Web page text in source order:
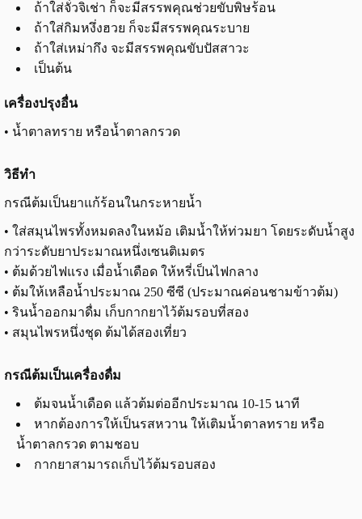
ถ้าใส่จั่วจิเช่า ก็จะมีสรรพคุณช่วยขับพิษร้อน
ถ้าใส่กิมหงึ่งฮวย ก็จะมีสรรพคุณระบาย
ถ้าใส่เหม่ากึง จะมีสรรพคุณขับปัสสาวะ
เป็นต้น
เครื่องปรุงอื่น
• น้ำตาลทราย หรือน้ำตาลกรวด
วิธีทำ
กรณีต้มเป็นยาแก้ร้อนในกระหายน้ำ
• ใส่สมุนไพรทั้งหมดลงในหม้อ เติมน้ำให้ท่วมยา โดยระดับน้ำสูง
กว่าระดับยาประมาณหนึ่งเซนติเมตร
• ต้มด้วยไฟแรง เมื่อน้ำเดือด ให้หรี่เป็นไฟกลาง
• ต้มให้เหลือน้ำประมาณ 250 ซีซี (ประมาณค่อนชามข้าวต้ม)
• รินน้ำออกมาดื่ม เก็บกากยาไว้ต้มรอบที่สอง
• สมุนไพรหนึ่งชุด ต้มได้สองเที่ยว
กรณีต้มเป็นเครื่องดื่ม
ต้มจนน้ำเดือด แล้วต้มต่ออีกประมาณ 10-15 นาที
หากต้องการให้เป็นรสหวาน ให้เติมน้ำตาลทราย หรือ
น้ำตาลกรวด ตามชอบ
กากยาสามารถเก็บไว้ต้มรอบสอง